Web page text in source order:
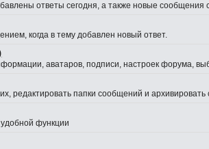
ответы сегодня, а также новые сообщения
когда в тему добавлен новый ответ.
аватаров, подписи, настроек форума,
редактировать папки сообщений и
функции